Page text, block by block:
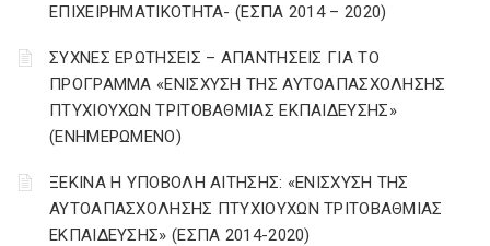
ΕΠΙΧΕΙΡΗΜΑΤΙΚΟΤΗΤΑ- (ΕΣΠΑ 2014 – 2020)
ΣΥΧΝΕΣ ΕΡΩΤΗΣΕΙΣ – ΑΠΑΝΤΗΣΕΙΣ ΓΙΑ ΤΟ
ΠΡΟΓΡΑΜΜΑ «ΕΝΙΣΧΥΣΗ ΤΗΣ ΑΥΤΟΑΠΑΣΧΟΛΗΣΗΣ
ΠΤΥΧΙΟΥΧΩΝ ΤΡΙΤΟΒΑΘΜΙΑΣ ΕΚΠΑΙΔΕΥΣΗΣ»
(ΕΝΗΜΕΡΩΜΕΝΟ)
ΞΕΚΙΝΑ Η ΥΠΟΒΟΛΗ ΑΙΤΗΣΗΣ: «ΕΝΙΣΧΥΣΗ ΤΗΣ
ΑΥΤΟΑΠΑΣΧΟΛΗΣΗΣ ΠΤΥΧΙΟΥΧΩΝ ΤΡΙΤΟΒΑΘΜΙΑΣ
ΕΚΠΑΙΔΕΥΣΗΣ» (ΕΣΠΑ 2014-2020)